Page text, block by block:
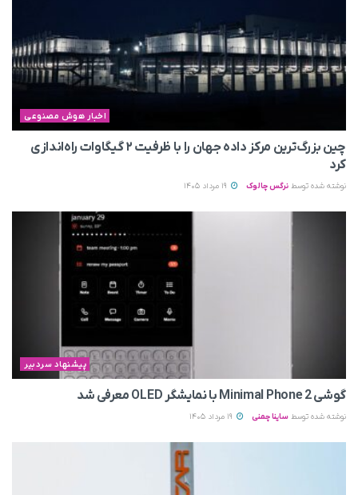
اخبار هوش مصنوعی
چین بزرگ‌ترین مرکز داده جهان را با ظرفیت ۲ گیگاوات راه‌اندازی
کرد
نوشته شده توسط نرگس چالوک
پیشنهاد سردبیر
گوشی Minimal Phone 2 با نمایشگر OLED معرفی شد
نوشته شده توسط ساینا چمنی